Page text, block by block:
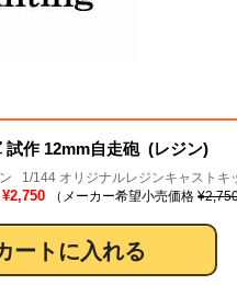
試作 12mm自走砲 (レジン)
1/144 オリジナルレジンキャストキ
¥2,750 （メーカー希望小売価格
ージはこちら